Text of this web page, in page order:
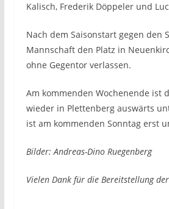
Kalisch, Frederik Döppeler und
Nach dem Saisonstart gegen den
Mannschaft den Platz in
ohne Gegentor verlassen.
Am kommenden Wochenende ist
wieder in Plettenberg auswärts
ist am kommenden Sonntag erst
Bilder: Andreas-Dino Ruegenberg
Vielen Dank für die Bereitstellung